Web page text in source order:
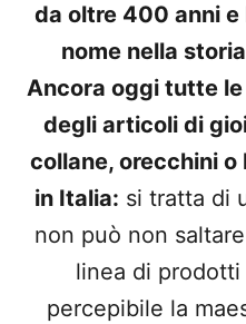
da oltre 400 anni
nome nella
Ancora oggi tutte
degli articoli di
collane, orecchini
in Italia: si tratta di
non può non
linea di
percepibile la